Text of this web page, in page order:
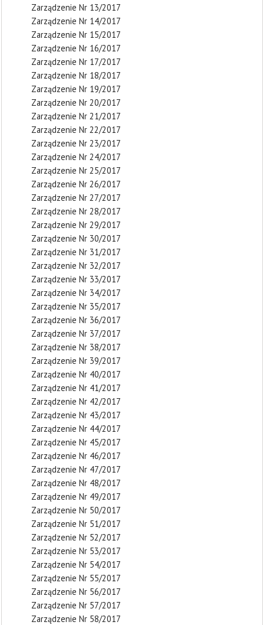
Zarządzenie Nr 13/2017
Zarządzenie Nr 14/2017
Zarządzenie Nr 15/2017
Zarządzenie Nr 16/2017
Zarządzenie Nr 17/2017
Zarządzenie Nr 18/2017
Zarządzenie Nr 19/2017
Zarządzenie Nr 20/2017
Zarządzenie Nr 21/2017
Zarządzenie Nr 22/2017
Zarządzenie Nr 23/2017
Zarządzenie Nr 24/2017
Zarządzenie Nr 25/2017
Zarządzenie Nr 26/2017
Zarządzenie Nr 27/2017
Zarządzenie Nr 28/2017
Zarządzenie Nr 29/2017
Zarządzenie Nr 30/2017
Zarządzenie Nr 31/2017
Zarządzenie Nr 32/2017
Zarządzenie Nr 33/2017
Zarządzenie Nr 34/2017
Zarządzenie Nr 35/2017
Zarządzenie Nr 36/2017
Zarządzenie Nr 37/2017
Zarządzenie Nr 38/2017
Zarządzenie Nr 39/2017
Zarządzenie Nr 40/2017
Zarządzenie Nr 41/2017
Zarządzenie Nr 42/2017
Zarządzenie Nr 43/2017
Zarządzenie Nr 44/2017
Zarządzenie Nr 45/2017
Zarządzenie Nr 46/2017
Zarządzenie Nr 47/2017
Zarządzenie Nr 48/2017
Zarządzenie Nr 49/2017
Zarządzenie Nr 50/2017
Zarządzenie Nr 51/2017
Zarządzenie Nr 52/2017
Zarządzenie Nr 53/2017
Zarządzenie Nr 54/2017
Zarządzenie Nr 55/2017
Zarządzenie Nr 56/2017
Zarządzenie Nr 57/2017
Zarządzenie Nr 58/2017